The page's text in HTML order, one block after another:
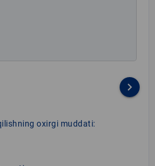
keyboard_arrow_right
oxirgi muddati: